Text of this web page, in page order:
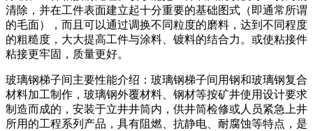
清除，并在工件表面建立起十分重要的基础图式（即通常所谓
的毛面），而且可以通过调换不同粒度的磨料，达到不同程度
的粗糙度，大大提高工件与涂料、镀料的结合力。或使粘接件
粘接更牢固，质量更好。
玻璃钢梯子间主要性能介绍：玻璃钢梯子间用钢和玻璃钢复合
材料加工制作，玻璃钢外覆材料、钢材等按矿井使用设计要求
制造而成的，安装于立井井筒内，供井筒检修或人员紧急上井
所用的工程系列产品，具有阻燃、抗静电、耐腐蚀等特点，是